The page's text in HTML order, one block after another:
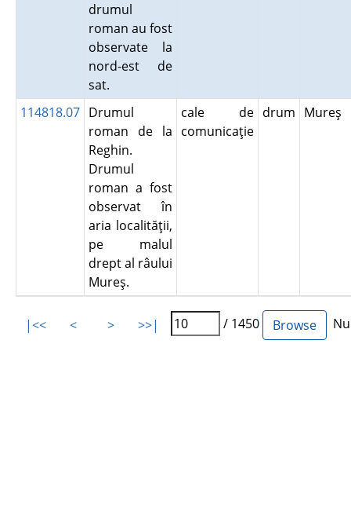
drumul
roman au fost
observate la
nord-est de
sat.
114818.07 Drumul
roman de la
Reghin.
Drumul
roman a fost
observat în
aria localităţii,
pe malul
drept al râului
Mureş.
cale de
comunicaţie
drum Mureş
|<< < > >>| / 1450